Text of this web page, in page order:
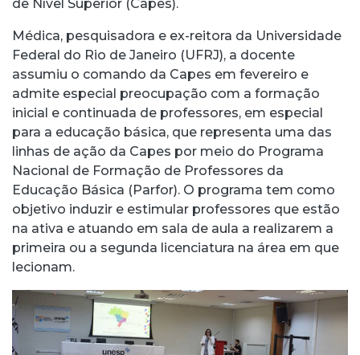
de Nível Superior (Capes).
Médica, pesquisadora e ex-reitora da Universidade
Federal do Rio de Janeiro (UFRJ), a docente
assumiu o comando da Capes em fevereiro e
admite especial preocupação com a formação
inicial e continuada de professores, em especial
para a educação básica, que representa uma das
linhas de ação da Capes por meio do Programa
Nacional de Formação de Professores da
Educação Básica (Parfor). O programa tem como
objetivo induzir e estimular professores que estão
na ativa e atuando em sala de aula a realizarem a
primeira ou a segunda licenciatura na área em que
lecionam.